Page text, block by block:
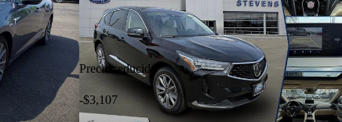
Precio reducido
-$3,107